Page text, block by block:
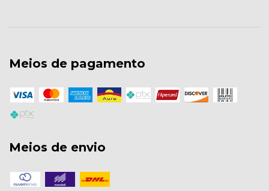
Meios de pagamento
Meios de envio